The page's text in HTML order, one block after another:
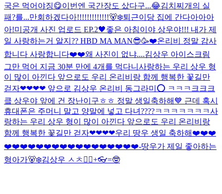
국은 먹어야징😋이번엔 국간장도 샀다구...😂김치찌개의 실
패?를...만회하겠다아!!!!!!!!!!!!!🐻‍❄️퇴근이당 집에 간다아아아
아!미공개 사진 업로드 EP.2🖤좋은 아침이야 상우야!!! 내가 제
일 사랑하는거 알지?? HBD MA MAN😎🥳❤️온리비 정말 감사
합니다 사랑합니다❤️❤️왜 사진이 없냐....김상우 아이스크림
그만 먹어 지금 30분 만에 4개를 먹다니 사랑하는 우리 상우 형
이 많이 아낀다 앞으로도 우리 온리비랑 함께 행복한 꽃길만
걷자❤❤❤❤ 앞으로 김상우 온리비 동그라미⭕️ ㅋㅋㅋ크크크
킄 상우야 앞에 건 장난이구ㅎㅎ 정말 생일축하해💙 근데 혹시
휴대폰은 주머니 말고 양말에 넣고 다녀????ㅋㅋㅋㅋㅋㅋㅋ사
랑하는 우리 상우 형이 많이 아낀다 앞으로도 우리 온리비랑
함께 행복한 꽃길만 걷자❤❤❤❤우리 땅우 생일 축하해❤️❤️❤️
❤️❤️❤️❤️❤️❤️❤️❤️❤️❤️❤️❤️❤️❤️❤️❤️❤️-땅우가 제일 좋아하는
형아가🐻‍❄️김상우 ㅅㅊ 🤵‍♂️+👓=🤓